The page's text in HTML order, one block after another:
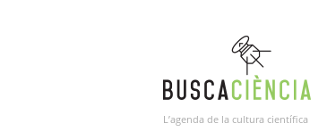
L’agenda de la cultura científica